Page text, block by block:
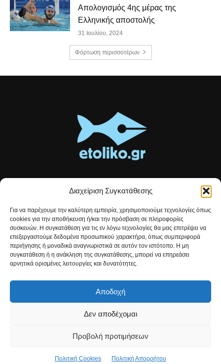
Διαχείριση Συγκατάθεσης
Για να παρέχουμε την καλύτερη εμπειρία, χρησιμοποιούμε τεχνολογίες όπως
cookies για την αποθήκευση ή/και την πρόσβαση σε πληροφορίες
συσκευών. Η συγκατάθεση για τις εν λόγω τεχνολογίες θα μας επιτρέψει να
επεξεργαστούμε δεδομένα προσωπικού χαρακτήρα, όπως συμπεριφορά
περιήγησης ή μοναδικά αναγνωριστικά σε αυτόν τον ιστότοπο. Η μη
συγκατάθεση ή η ανάκληση της συγκατάθεσης, μπορεί να επηρεάσει
αρνητικά ορισμένες λειτουργίες και δυνατότητες.
Αποδοχή
Δεν αποδέχομαι
Προβολή προτιμήσεων
Πολιτική Cookies Πολιτική Απορρήτου
Απολογισμός 4ης μέρας της
Ελληνικής αποστολής
31 Ιουλίου, 2024
Φόρτωση περισσοτέρων
Τοπικές ειδήσεις, αναλύσεις και ιστορίες από το Αιτωλικό
Αρθρογραφία που συνδέει, εμπνέει και ενημερώνει.
Επικοινωνήστε μαζί μας:etolikogr@gmail.com
ΒΡΕΙΤΕ ΜΑΣ
© Developed byChristos Kontousias